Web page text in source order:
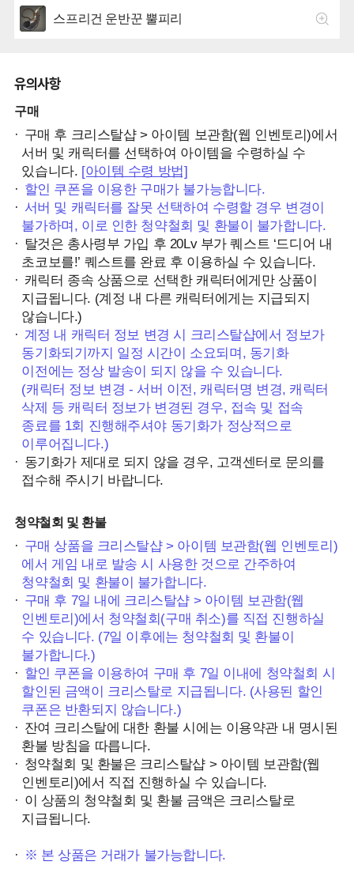
스프리건 운반꾼 뿔피리
유의사항
구매
구매 후 크리스탈샵 > 아이템 보관함(웹 인벤토리)에서
서버 및 캐릭터를 선택하여 아이템을 수령하실 수
있습니다. [아이템 수령 방법]
할인 쿠폰을 이용한 구매가 불가능합니다.
서버 및 캐릭터를 잘못 선택하여 수령할 경우 변경이
불가하며, 이로 인한 청약철회 및 환불이 불가합니다.
탈것은 총사령부 가입 후 20Lv 부가 퀘스트 ‘드디어 내
초코보를!’ 퀘스트를 완료 후 이용하실 수 있습니다.
캐릭터 종속 상품으로 선택한 캐릭터에게만 상품이
지급됩니다. (계정 내 다른 캐릭터에게는 지급되지
않습니다.)
계정 내 캐릭터 정보 변경 시 크리스탈샵에서 정보가
동기화되기까지 일정 시간이 소요되며, 동기화
이전에는 정상 발송이 되지 않을 수 있습니다.
(캐릭터 정보 변경 - 서버 이전, 캐릭터명 변경, 캐릭터
삭제 등 캐릭터 정보가 변경된 경우, 접속 및 접속
종료를 1회 진행해주셔야 동기화가 정상적으로
이루어집니다.)
동기화가 제대로 되지 않을 경우, 고객센터로 문의를
접수해 주시기 바랍니다.
청약철회 및 환불
구매 상품을 크리스탈샵 > 아이템 보관함(웹 인벤토리)
에서 게임 내로 발송 시 사용한 것으로 간주하여
청약철회 및 환불이 불가합니다.
구매 후 7일 내에 크리스탈샵 > 아이템 보관함(웹
인벤토리)에서 청약철회(구매 취소)를 직접 진행하실
수 있습니다. (7일 이후에는 청약철회 및 환불이
불가합니다.)
할인 쿠폰을 이용하여 구매 후 7일 이내에 청약철회 시
할인된 금액이 크리스탈로 지급됩니다. (사용된 할인
쿠폰은 반환되지 않습니다.)
잔여 크리스탈에 대한 환불 시에는 이용약관 내 명시된
환불 방침을 따릅니다.
청약철회 및 환불은 크리스탈샵 > 아이템 보관함(웹
인벤토리)에서 직접 진행하실 수 있습니다.
이 상품의 청약철회 및 환불 금액은 크리스탈로
지급됩니다.
※ 본 상품은 거래가 불가능합니다.